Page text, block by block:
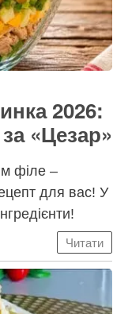
2026:
«Цезар»
філе –
для вас! У
Читати